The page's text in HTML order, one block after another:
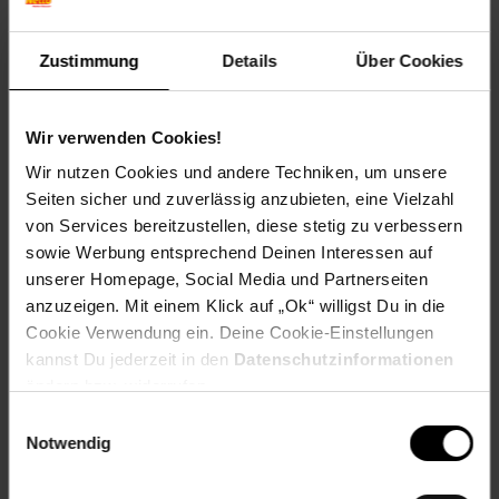
Zustimmung Details Über Cookies
Wir verwenden Cookies!
Wir nutzen Cookies und andere Techniken, um unsere
Seiten sicher und zuverlässig anzubieten, eine Vielzahl
von Services bereitzustellen, diese stetig zu verbessern
sowie Werbung entsprechend Deinen Interessen auf
unserer Homepage, Social Media und Partnerseiten
anzuzeigen. Mit einem Klick auf „Ok“ willigst Du in die
Cookie Verwendung ein. Deine Cookie-Einstellungen
kannst Du jederzeit in den Datenschutzinformationen
Notwendig
Zurück zu Vereinsspende
Fußzeile
Weitere Online-Angebote
Netto Reisen TV-Shop Weinwelt
Rezeptwelt Karriere